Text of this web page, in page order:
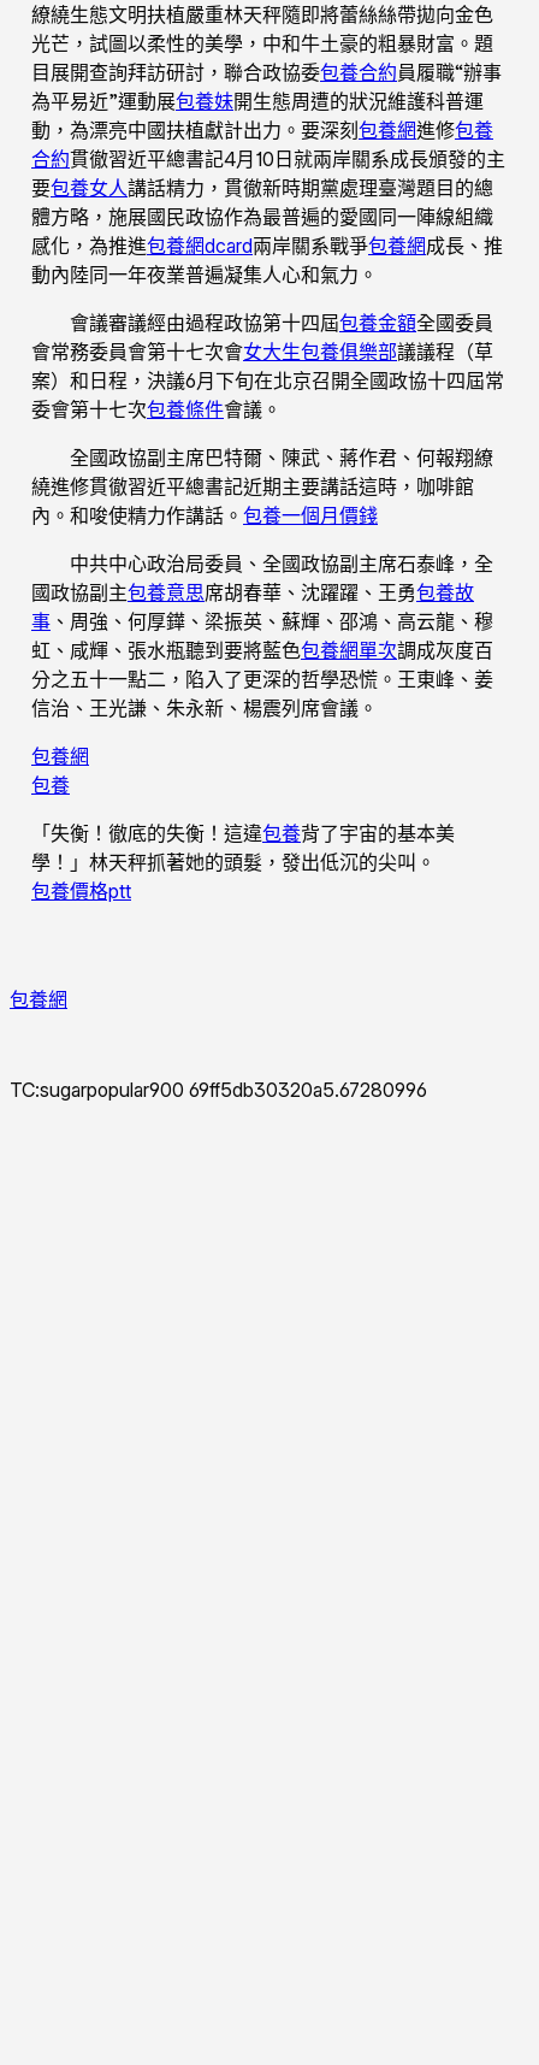
繚繞生態文明扶植嚴重林天秤隨即將蕾絲絲帶拋向金色
光芒，試圖以柔性的美學，中和牛土豪的粗暴財富。題
目展開查詢拜訪研討，聯合政協委包養合約員履職“辦事
為平易近”運動展包養妹開生態周遭的狀況維護科普運
動，為漂亮中國扶植獻計出力。要深刻包養網進修包養
合約貫徹習近平總書記4月10日就兩岸關系成長頒發的主
要包養女人講話精力，貫徹新時期黨處理臺灣題目的總
體方略，施展國民政協作為最普遍的愛國同一陣線組織
感化，為推進包養網dcard兩岸關系戰爭包養網成長、推
動內陸同一年夜業普遍凝集人心和氣力。
會議審議經由過程政協第十四屆包養金額全國委員
會常務委員會第十七次會女大生包養俱樂部議議程（草
案）和日程，決議6月下旬在北京召開全國政協十四屆常
委會第十七次包養條件會議。
全國政協副主席巴特爾、陳武、蔣作君、何報翔繚
繞進修貫徹習近平總書記近期主要講話這時，咖啡館
內。和唆使精力作講話。 包養一個月價錢
中共中心政治局委員、全國政協副主席石泰峰，全
國政協副主包養意思席胡春華、沈躍躍、王勇包養故
事 、周強、何厚鏵、梁振英、蘇輝、邵鴻、高云龍、穆
虹、咸輝、張水瓶聽到要將藍色包養網單次調成灰度百
分之五十一點二，陷入了更深的哲學恐慌。王東峰、姜
信治、王光謙、朱永新、楊震列席會議。
包養網
包養
「失衡！徹底的失衡！這違包養背了宇宙的基本美
學！」林天秤抓著她的頭髮，發出低沉的尖叫。
包養價格ptt
包養網
TC:sugarpopular900 69ff5db30320a5.67280996